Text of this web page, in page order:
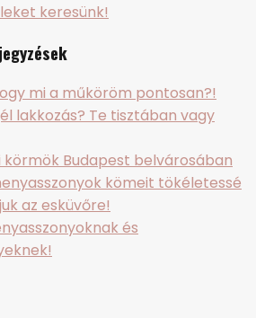
keresünk!
mi a műköröm pontosan?!
lakkozás? Te tisztában vagy
körmök Budapest belvárosában
kömeit tökéletessé
az esküvőre!
és